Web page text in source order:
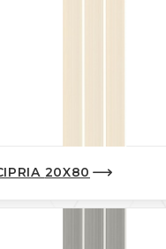
COTTAGE CIPRIA 20X80